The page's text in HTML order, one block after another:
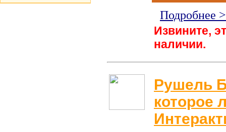
Подробнее
Извините,
наличии.
Рушель
которое